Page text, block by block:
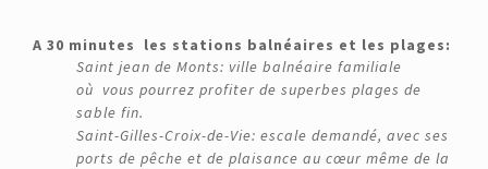
A 30 minutes les stations balnéaires et les plages:
Saint jean de Monts: ville balnéaire familiale
où vous pourrez profiter de superbes plages de
sable fin.
Saint-Gilles-Croix-de-Vie: escale demandé, avec ses
ports de pêche et de plaisance au cœur même de la